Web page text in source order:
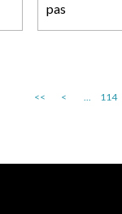
pas
<< < ... 114